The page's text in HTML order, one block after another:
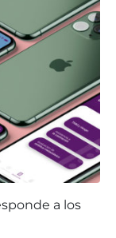
a los